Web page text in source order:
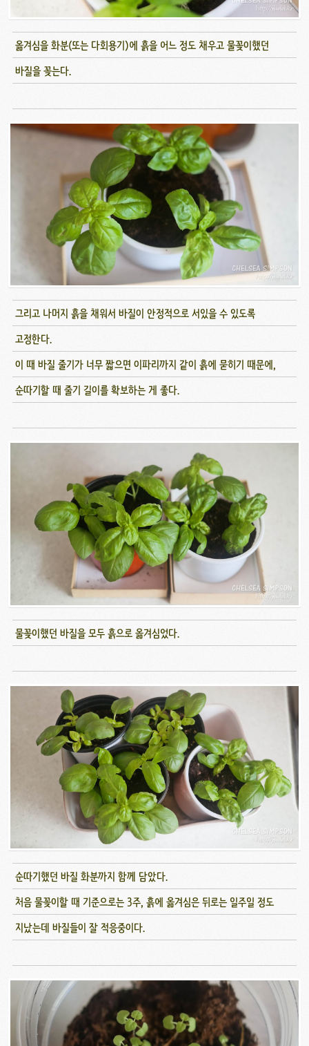
옮겨심을 화분(또는 다회용기)에 흙을 어느 정도 채우고 물꽂이했던
바질을 꽂는다.
그리고 나머지 흙을 채워서 바질이 안정적으로 서있을 수 있도록
고정한다.
이 때 바질 줄기가 너무 짧으면 이파리까지 같이 흙에 묻히기 때문에,
순따기할 때 줄기 길이를 확보하는 게 좋다.
물꽂이했던 바질을 모두 흙으로 옮겨심었다.
순따기했던 바질 화분까지 함께 담았다.
처음 물꽂이할 때 기준으로는 3주, 흙에 옮겨심은 뒤로는 일주일 정도
지났는데 바질들이 잘 적응중이다.